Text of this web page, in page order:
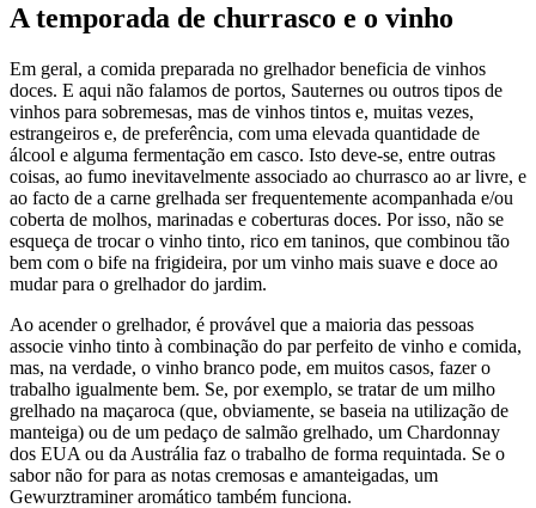
A temporada de churrasco e o vinho
Em geral, a comida preparada no grelhador beneficia de vinhos
doces. E aqui não falamos de portos, Sauternes ou outros tipos de
vinhos para sobremesas, mas de vinhos tintos e, muitas vezes,
estrangeiros e, de preferência, com uma elevada quantidade de
álcool e alguma fermentação em casco. Isto deve-se, entre outras
coisas, ao fumo inevitavelmente associado ao churrasco ao ar livre, e
ao facto de a carne grelhada ser frequentemente acompanhada e/ou
coberta de molhos, marinadas e coberturas doces. Por isso, não se
esqueça de trocar o vinho tinto, rico em taninos, que combinou tão
bem com o bife na frigideira, por um vinho mais suave e doce ao
mudar para o grelhador do jardim.
Ao acender o grelhador, é provável que a maioria das pessoas
associe vinho tinto à combinação do par perfeito de vinho e comida,
mas, na verdade, o vinho branco pode, em muitos casos, fazer o
trabalho igualmente bem. Se, por exemplo, se tratar de um milho
grelhado na maçaroca (que, obviamente, se baseia na utilização de
manteiga) ou de um pedaço de salmão grelhado, um Chardonnay
dos EUA ou da Austrália faz o trabalho de forma requintada. Se o
sabor não for para as notas cremosas e amanteigadas, um
Gewurztraminer aromático também funciona.